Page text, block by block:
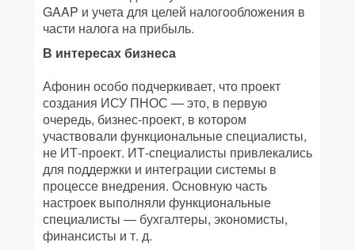
GAAP и учета для целей налогообложения в
части налога на прибыль.
В интересах бизнеса
Афонин особо подчеркивает, что проект
создания ИСУ ПНОС — это, в первую
очередь, бизнес-проект, в котором
участвовали функциональные специалисты,
не ИТ-проект. ИТ-специалисты привлекались
для поддержки и интеграции системы в
процессе внедрения. Основную часть
настроек выполняли функциональные
специалисты — бухгалтеры, экономисты,
финансисты и т. д.